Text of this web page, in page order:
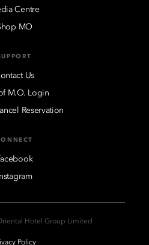
Centre
MO
Us
M.O. Login
Reservation
Instagram
Hotel Group Limited
Policy